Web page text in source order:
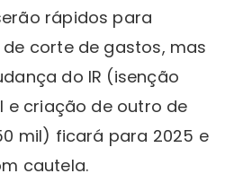
rápidos para
corte de gastos, mas
do IR (isenção
e criação de outro de
mil) ficará para 2025 e
cautela.